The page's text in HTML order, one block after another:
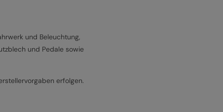
und Beleuchtung,
und Pedale sowie
erfolgen.